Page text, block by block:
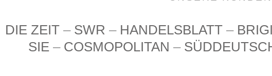
DIE ZEIT – SWR – HANDELSBLATT –
SIE – COSMOPOLITAN –